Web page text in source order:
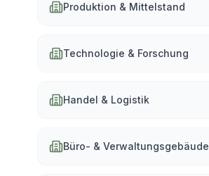
Produktion & Mittelstand
Technologie & Forschung
Handel & Logistik
Büro- & Verwaltungsgebäude